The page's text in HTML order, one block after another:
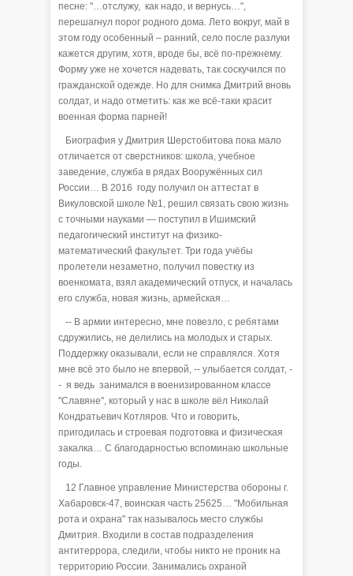
песне: "…отслужу, как надо, и вернусь…",
перешагнул порог родного дома. Лето вокруг, май в
этом году особенный – ранний, село после разлуки
кажется другим, хотя, вроде бы, всё по-прежнему.
Форму уже не хочется надевать, так соскучился по
гражданской одежде. Но для снимка Дмитрий вновь
солдат, и надо отметить: как же всё-таки красит
военная форма парней!
Биография у Дмитрия Шерстобитова пока мало
отличается от сверстников: школа, учебное
заведение, служба в рядах Вооружённых сил
России… В 2016 году получил он аттестат в
Викуловской школе №1, решил связать свою жизнь
с точными науками — поступил в Ишимский
педагогический институт на физико-
математический факультет. Три года учёбы
пролетели незаметно, получил повестку из
военкомата, взял академический отпуск, и началась
его служба, новая жизнь, армейская…
-- В армии интересно, мне повезло, с ребятами
сдружились, не делились на молодых и старых.
Поддержку оказывали, если не справлялся. Хотя
мне всё это было не впервой, -- улыбается солдат, -
- я ведь занимался в военизированном классе
"Славяне", который у нас в школе вёл Николай
Кондратьевич Котляров. Что и говорить,
пригодилась и строевая подготовка и физическая
закалка… С благодарностью вспоминаю школьные
годы.
12 Главное управление Министерства обороны г.
Хабаровск-47, воинская часть 25625… "Мобильная
рота и охрана" так называлось место службы
Дмитрия. Входили в состав подразделения
антитеррора, следили, чтобы никто не проник на
территорию России. Занимались охраной